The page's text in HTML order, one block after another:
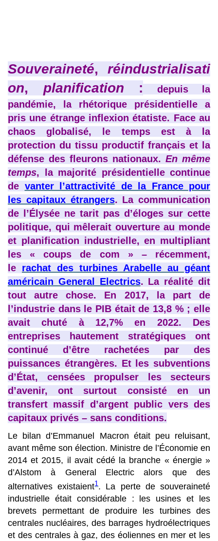
Souveraineté, réindustrialisati
on, planification : depuis la
pandémie, la rhétorique présidentielle a
pris une étrange inflexion étatiste. Face au
chaos globalisé, le temps est à la
protection du tissu productif français et la
défense des fleurons nationaux. En même
temps, la majorité présidentielle continue
de vanter l’attractivité de la France pour
les capitaux étrangers. La communication
de l’Élysée ne tarit pas d’éloges sur cette
politique, qui mêlerait ouverture au monde
et planification industrielle, en multipliant
les « coups de com » – récemment,
le rachat des turbines Arabelle au géant
américain General Electrics. La réalité dit
tout autre chose. En 2017, la part de
l’industrie dans le PIB était de 13,8 % ; elle
avait chuté à 12,7% en 2022. Des
entreprises hautement stratégiques ont
continué d’être rachetées par des
puissances étrangères. Et les subventions
d’État, censées propulser les secteurs
d’avenir, ont surtout consisté en un
transfert massif d’argent public vers des
capitaux privés – sans conditions.
Le bilan d’Emmanuel Macron était peu reluisant,
avant même son élection. Ministre de l’Économie en
2014 et 2015, il avait cédé la branche « énergie »
d’Alstom à General Electric alors que des
alternatives existaient1. La perte de souveraineté
industrielle était considérable : les usines et les
brevets permettant de produire les turbines des
centrales nucléaires, des barrages hydroélectriques
et des centrales à gaz, des éoliennes en mer et les